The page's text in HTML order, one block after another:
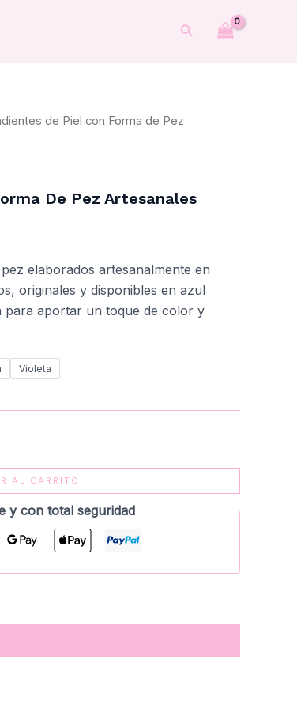
Buscar
de Piel con Forma de Pez
De Pez Artesanales
elaborados artesanalmente en
originales y disponibles en azul
para aportar un toque de color y
Violeta
AL CARRITO
y con total seguridad